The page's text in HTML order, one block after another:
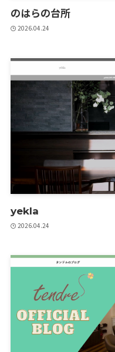
のはらの台所
2026.04.24
yekla
2026.04.24